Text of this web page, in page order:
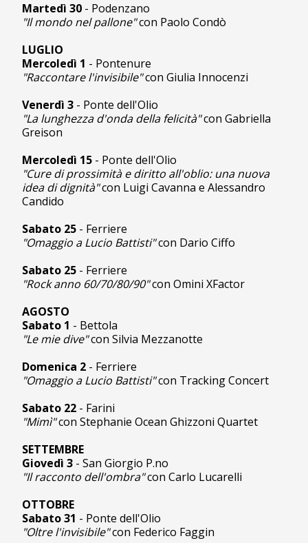
Martedì 30 - Podenzano
"Il mondo nel pallone"con Paolo Condò
LUGLIO
Mercoledì 1 - Pontenure
"Raccontare l'invisibile"con Giulia Innocenzi
Venerdì 3 - Ponte dell'Olio
"La lunghezza d'onda della felicità"con Gabriella
Greison
Mercoledì 15 - Ponte dell'Olio
"Cure di prossimità e diritto all'oblio: una nuova
idea di dignità"con Luigi Cavanna e Alessandro
Candido
Sabato 25 - Ferriere
"Omaggio a Lucio Battisti"con Dario Ciffo
Sabato 25 - Ferriere
"Rock anno 60/70/80/90"con Omini XFactor
AGOSTO
Sabato 1 - Bettola
"Le mie dive"con Silvia Mezzanotte
Domenica 2 - Ferriere
"Omaggio a Lucio Battisti"con Tracking Concert
Sabato 22 - Farini
"Mimì"con Stephanie Ocean Ghizzoni Quartet
SETTEMBRE
Giovedì 3 - San Giorgio P.no
"Il racconto dell'ombra"con Carlo Lucarelli
OTTOBRE
Sabato 31 - Ponte dell'Olio
"Oltre l'invisibile"con Federico Faggin